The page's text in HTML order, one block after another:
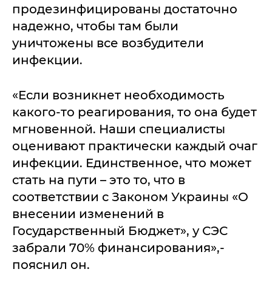
продезинфицированы достаточно
надежно, чтобы там были
уничтожены все возбудители
инфекции.
«Если возникнет необходимость
какого-то реагирования, то она будет
мгновенной. Наши специалисты
оценивают практически каждый очаг
инфекции. Единственное, что может
стать на пути – это то, что в
соответствии с Законом Украины «О
внесении изменений в
Государственный Бюджет», у СЭС
забрали 70% финансирования»,-
пояснил он.